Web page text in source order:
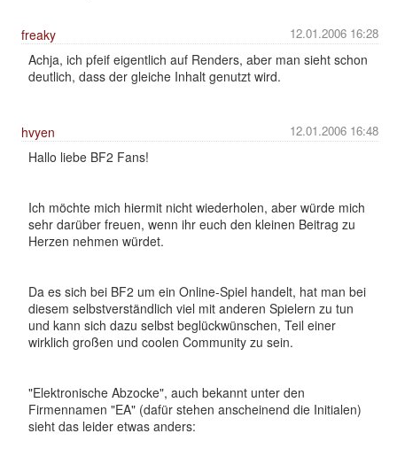
12.01.2006 16:28
freaky
Achja, ich pfeif eigentlich auf Renders, aber man sieht schon
deutlich, dass der gleiche Inhalt genutzt wird.
12.01.2006 16:48
hvyen
Hallo liebe BF2 Fans!
Ich möchte mich hiermit nicht wiederholen, aber würde mich
sehr darüber freuen, wenn ihr euch den kleinen Beitrag zu
Herzen nehmen würdet.
Da es sich bei BF2 um ein Online-Spiel handelt, hat man bei
diesem selbstverständlich viel mit anderen Spielern zu tun
und kann sich dazu selbst beglückwünschen, Teil einer
wirklich großen und coolen Community zu sein.
"Elektronische Abzocke", auch bekannt unter den
Firmennamen "EA" (dafür stehen anscheinend die Initialen)
sieht das leider etwas anders: